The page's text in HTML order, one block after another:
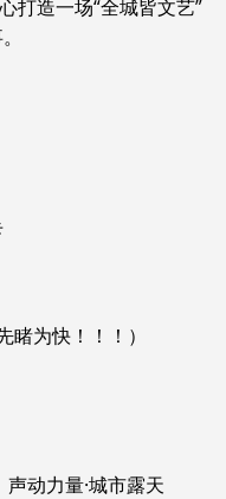
打造一场“全城皆文艺”
睹为快！！！）
动力量·城市露天